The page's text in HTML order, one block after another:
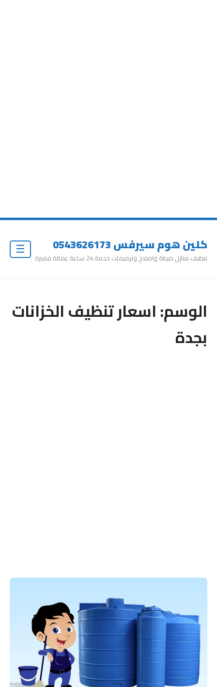
كلين هوم سيرفس 0543626173
تنظيف منازل صيانة واصلاح وترميمات خدمة 24 ساعة عمالة مميزة
الوسم:اسعار تنظيف الخزانات
بجدة